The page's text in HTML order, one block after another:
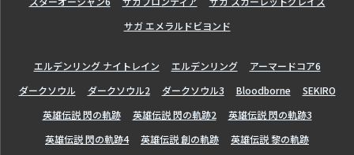
サガ エメラルドビヨンド
エルデンリング ナイトレイン エルデンリング
アーマードコア6
ダークソウル
ダークソウル2 ダークソウル3 Bloodborne
SEKIRO
英雄伝説 閃の軌跡
英雄伝説 閃の軌跡2
英雄伝説 閃の軌跡3
英雄伝説 閃の軌跡4
英雄伝説 創の軌跡
英雄伝説 黎の軌跡